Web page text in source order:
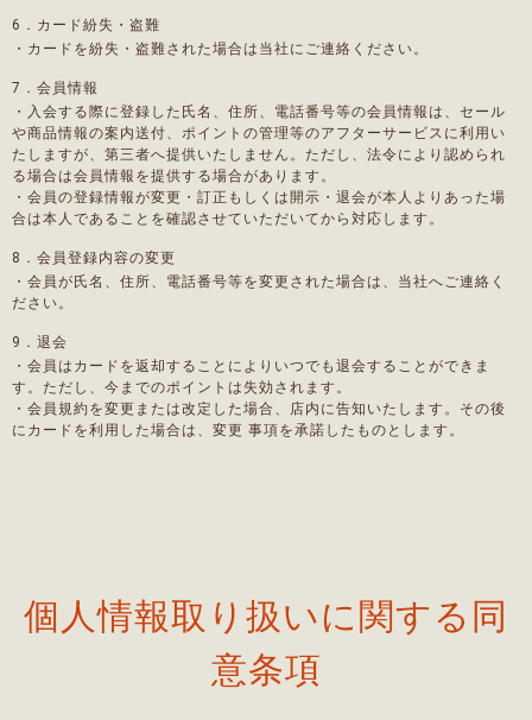
6．カード紛失・盗難
・カードを紛失・盗難された場合は当社にご連絡ください。
7．会員情報
・入会する際に登録した氏名、住所、電話番号等の会員情報は、セール
や商品情報の案内送付、ポイントの管理等のアフターサービスに利用い
たしますが、第三者へ提供いたしません。ただし、法令により認められ
る場合は会員情報を提供する場合があります。
・会員の登録情報が変更・訂正もしくは開示・退会が本人よりあった場
合は本人であることを確認させていただいてから対応します。
8．会員登録内容の変更
・会員が氏名、住所、電話番号等を変更された場合は、当社へご連絡く
ださい。
9．退会
・会員はカードを返却することによりいつでも退会することができま
す。ただし、今までのポイントは失効されます。
・会員規約を変更または改定した場合、店内に告知いたします。その後
にカードを利用した場合は、変更 事項を承諾したものとします。
個人情報取り扱いに関する同
意条項